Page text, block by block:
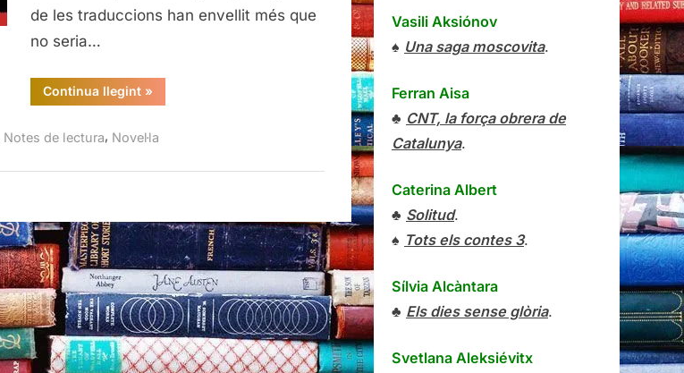
de les traduccions han envellit més que
no seria…
Continua llegint“Contra
l’aparador,
»
Notes de lectura, Novel·la
Vasili Aksiónov
♠ Una saga moscovita.
Ferran Aisa
♣ CNT, la força obrera de
Catalunya.
Caterina Albert
♣ Solitud.
♠ Tots els contes 3.
Sílvia Alcàntara
♣ Els dies sense glòria.
Svetlana Aleksiévitx